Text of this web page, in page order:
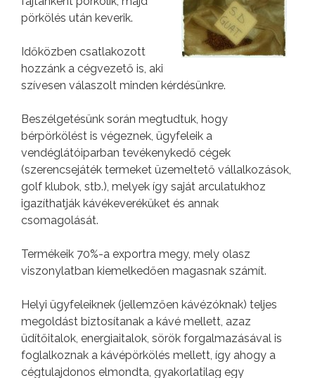
pörkölés után keverik.
Időközben csatlakozott
hozzánk a cégvezető is, aki
szívesen válaszolt minden kérdésünkre.
Beszélgetésünk során megtudtuk, hogy
bérpörkölést is végeznek, ügyfeleik a
vendéglátóiparban tevékenykedő cégek
(szerencsejáték termeket üzemeltető vállalkozások,
golf klubok, stb.), melyek így saját arculatukhoz
igazíthatják kávékeveréküket és annak
csomagolását.
Termékeik 70%-a exportra megy, mely olasz
viszonylatban kiemelkedően magasnak számít.
Helyi ügyfeleiknek (jellemzően kávézóknak) teljes
megoldást biztosítanak a kávé mellett, azaz
üdítőitalok, energiaitalok, sörök forgalmazásával is
foglalkoznak a kávépörkölés mellett, így ahogy a
cégtulajdonos elmondta, gyakorlatilag egy